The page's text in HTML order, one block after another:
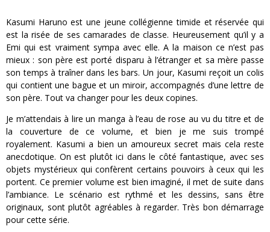
Kasumi Haruno est une jeune collégienne timide et réservée qui
est la risée de ses camarades de classe. Heureusement qu’il y a
Emi qui est vraiment sympa avec elle. A la maison ce n’est pas
mieux : son père est porté disparu à l’étranger et sa mère passe
son temps à traîner dans les bars. Un jour, Kasumi reçoit un colis
qui contient une bague et un miroir, accompagnés d’une lettre de
son père. Tout va changer pour les deux copines.
Je m’attendais à lire un manga à l’eau de rose au vu du titre et de
la couverture de ce volume, et bien je me suis trompé
royalement. Kasumi a bien un amoureux secret mais cela reste
anecdotique. On est plutôt ici dans le côté fantastique, avec ses
objets mystérieux qui confèrent certains pouvoirs à ceux qui les
portent. Ce premier volume est bien imaginé, il met de suite dans
l’ambiance. Le scénario est rythmé et les dessins, sans être
originaux, sont plutôt agréables à regarder. Très bon démarrage
pour cette série.